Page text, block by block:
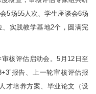
5场55人次、学生座谈会6场
实践教学基地2个，圆满完
核评估启动会。5月12日至
报告、上一轮审核评估报
才培养方案、毕业论文（设